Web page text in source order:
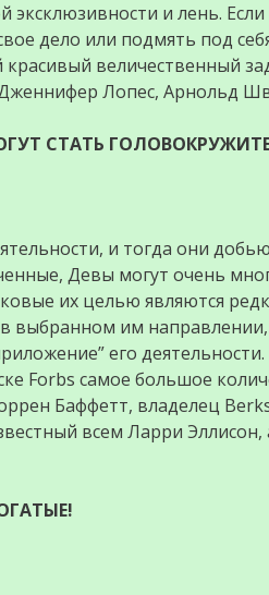
и лень.
дело или подмять под
величественный
Лопес, Арнольд
СТАТЬ
и тогда они
Девы могут очень
их целью являются
выбранном им
его
Forbs самое большое
Баффетт, владелец
всем Ларри